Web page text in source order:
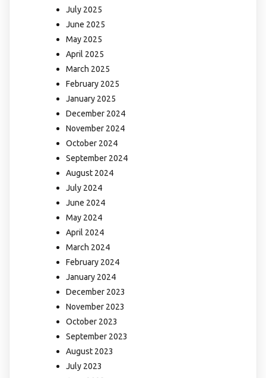
July 2025
June 2025
May 2025
April 2025
March 2025
February 2025
January 2025
December 2024
November 2024
October 2024
September 2024
August 2024
July 2024
June 2024
May 2024
April 2024
March 2024
February 2024
January 2024
December 2023
November 2023
October 2023
September 2023
August 2023
July 2023